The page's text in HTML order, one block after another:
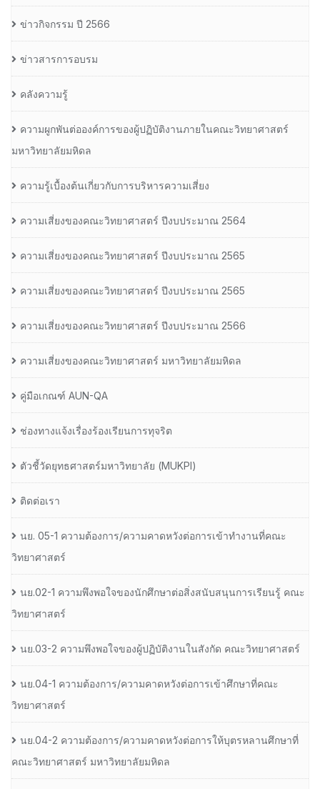
ข่าวกิจกรรม ปี 2566
ข่าวสารการอบรม
คลังความรู้
ความผูกพันต่อองค์การของผู้ปฏิบัติงานภายในคณะวิทยาศาสตร์
มหาวิทยาลัยมหิดล
ความรู้เบื้องต้นเกี่ยวกับการบริหารความเสี่ยง
ความเสี่ยงของคณะวิทยาศาสตร์ ปีงบประมาณ 2564
ความเสี่ยงของคณะวิทยาศาสตร์ ปีงบประมาณ 2565
ความเสี่ยงของคณะวิทยาศาสตร์ ปีงบประมาณ 2565
ความเสี่ยงของคณะวิทยาศาสตร์ ปีงบประมาณ 2566
ความเสี่ยงของคณะวิทยาศาสตร์ มหาวิทยาลัยมหิดล
คู่มือเกณฑ์ AUN-QA
ช่องทางแจ้งเรื่องร้องเรียนการทุจริต
ตัวชี้วัดยุทธศาสตร์มหาวิทยาลัย (MUKPI)
ติดต่อเรา
นย. 05-1 ความต้องการ/ความคาดหวังต่อการเข้าทำงานที่คณะ
วิทยาศาสตร์
นย.02-1 ความพึงพอใจของนักศึกษาต่อสิ่งสนับสนุนการเรียนรู้ คณะ
วิทยาศาสตร์
นย.03-2 ความพึงพอใจของผู้ปฏิบัติงานในสังกัด คณะวิทยาศาสตร์
นย.04-1 ความต้องการ/ความคาดหวังต่อการเข้าศึกษาที่คณะ
วิทยาศาสตร์
นย.04-2 ความต้องการ/ความคาดหวังต่อการให้บุตรหลานศึกษาที่
คณะวิทยาศาสตร์ มหาวิทยาลัยมหิดล